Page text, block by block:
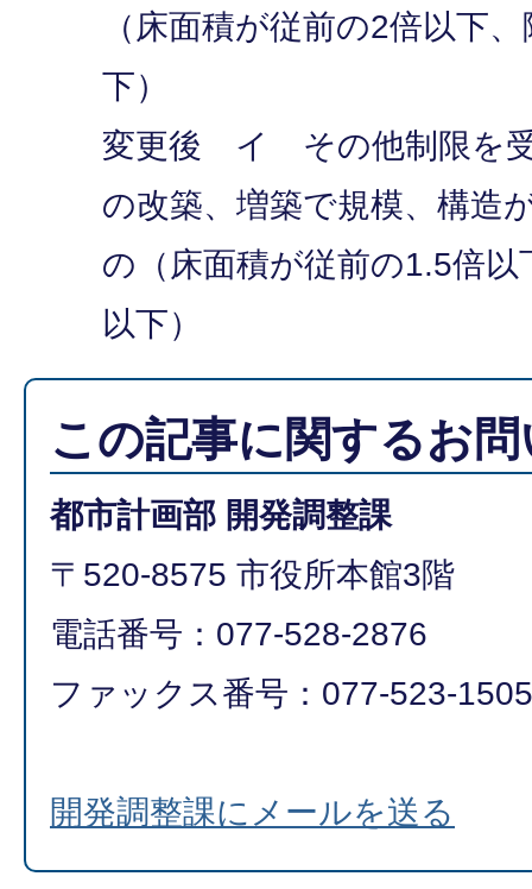
（床面積が従前の2倍以下
下）
変更後 イ その他制限を
の改築、増築で規模、構造
の（床面積が従前の1.5倍
以下）
この記事に関するお
都市計画部 開発調整課
〒520-8575 市役所本館3階
電話番号：077-528-2876
ファックス番号：077-523-1505
開発調整課にメールを送る